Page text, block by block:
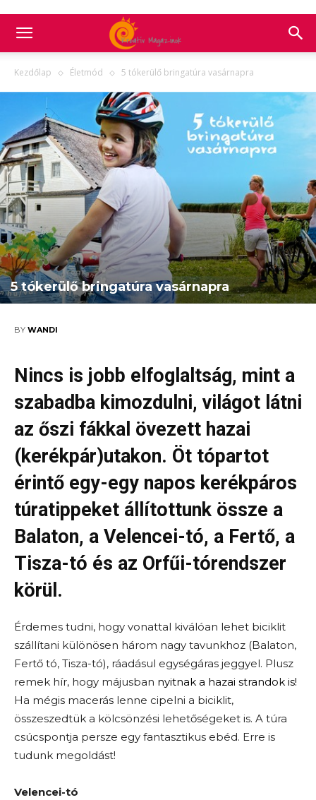
Kezdőlap Életmód 5 tókerülő bringatúra vasárnapra
5 tókerülő bringatúra vasárnapra
BY WANDI
Nincs is jobb elfoglaltság, mint a
szabadba kimozdulni, világot látni
az őszi fákkal övezett hazai
(kerékpár)utakon. Öt tópartot
érintő egy-egy napos kerékpáros
túratippeket állítottunk össze a
Balaton, a Velencei-tó, a Fertő, a
Tisza-tó és az Orfűi-tórendszer
körül.
Érdemes tudni, hogy vonattal kiválóan lehet biciklit
szállítani különösen három nagy tavunkhoz (Balaton,
Fertő tó, Tisza-tó), ráadásul egységáras jeggyel. Plusz
remek hír, hogy májusban nyitnak a hazai strandok is!
Ha mégis macerás lenne cipelni a biciklit,
összeszedtük a kölcsönzési lehetőségeket is. A túra
csúcspontja persze egy fantasztikus ebéd. Erre is
tudunk megoldást!
Velencei-tó